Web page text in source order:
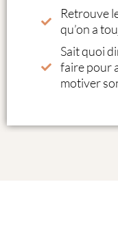
Retrouve
qu’on a
Sait quoi
faire pour
motiver